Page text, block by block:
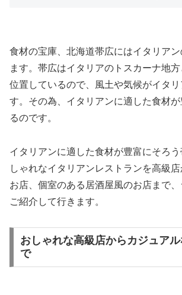
食材の宝庫、北海道帯広にはイタリアン
ます。帯広はイタリアのトスカーナ地
位置しているので、風土や気候がイタリ
す。その為、イタリアンに適した食材
るのです。
イタリアンに適した食材が豊富にそろ
しゃれなイタリアンレストランを高級
お店、個室のある居酒屋風のお店まで
ご紹介して行きます。
おしゃれな高級店からカジュア
で